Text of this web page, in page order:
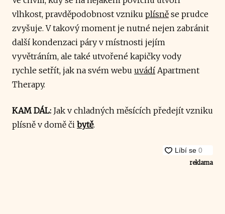
vlhkost, pravděpodobnost vzniku plísně se prudce
zvyšuje. V takový moment je nutné nejen zabránit
další kondenzaci páry v místnosti jejím
vyvětráním, ale také utvořené kapičky vody
rychle setřít, jak na svém webu uvádí Apartment
Therapy.
KAM DÁL: Jak v chladných měsících předejít vzniku
plísně v domě či bytě.
reklama